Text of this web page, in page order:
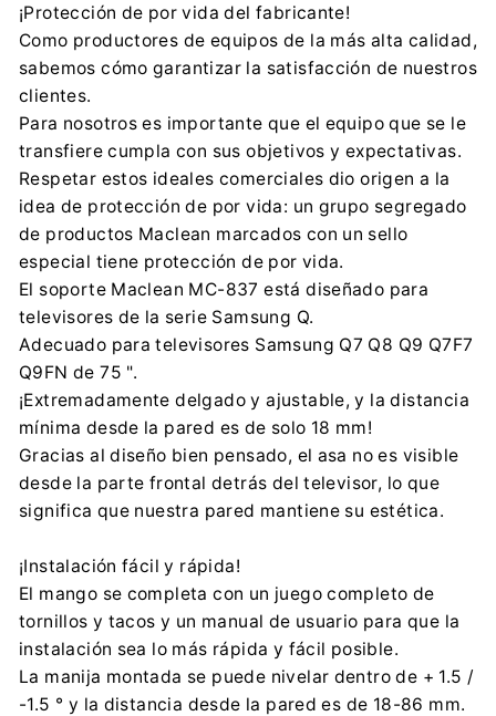
+48 32 284 72 22
Importador:
Centrumelektroniki.EU Sp. z o.o.
contact@centrumelektroniki.pl
+48 32 284 72 22
¡Protección de por vida del fabricante!
Como productores de equipos de la más alta calidad,
sabemos cómo garantizar la satisfacción de nuestros
clientes.
Para nosotros es importante que el equipo que se le
transfiere cumpla con sus objetivos y expectativas.
Respetar estos ideales comerciales dio origen a la
idea de protección de por vida: un grupo segregado
de productos Maclean marcados con un sello
especial tiene protección de por vida.
El soporte Maclean MC-837 está diseñado para
televisores de la serie Samsung Q.
Adecuado para televisores Samsung Q7 Q8 Q9 Q7F7
Q9FN de 75 ".
¡Extremadamente delgado y ajustable, y la distancia
mínima desde la pared es de solo 18 mm!
Gracias al diseño bien pensado, el asa no es visible
desde la parte frontal detrás del televisor, lo que
significa que nuestra pared mantiene su estética.
¡Instalación fácil y rápida!
El mango se completa con un juego completo de
tornillos y tacos y un manual de usuario para que la
instalación sea lo más rápida y fácil posible.
La manija montada se puede nivelar dentro de + 1.5 /
-1.5 ° y la distancia desde la pared es de 18-86 mm.